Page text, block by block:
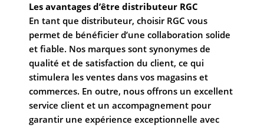
Les avantages d’être distributeur RGC
En tant que distributeur, choisir RGC vous
permet de bénéficier d’une collaboration solide
et fiable. Nos marques sont synonymes de
qualité et de satisfaction du client, ce qui
stimulera les ventes dans vos magasins et
commerces. En outre, nous offrons un excellent
service client et un accompagnement pour
garantir une expérience exceptionnelle avec